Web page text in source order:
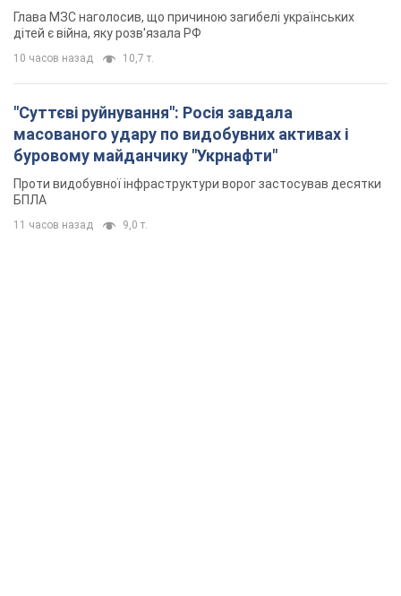
Глава МЗС наголосив, що причиною загибелі українських
дітей є війна, яку розв'язала РФ
10 часов назад 10,7 т.
"Суттєві руйнування": Росія завдала
масованого удару по видобувних активах і
буровому майданчику "Укрнафти"
Проти видобувної інфраструктури ворог застосував десятки
БПЛА
11 часов назад 9,0 т.